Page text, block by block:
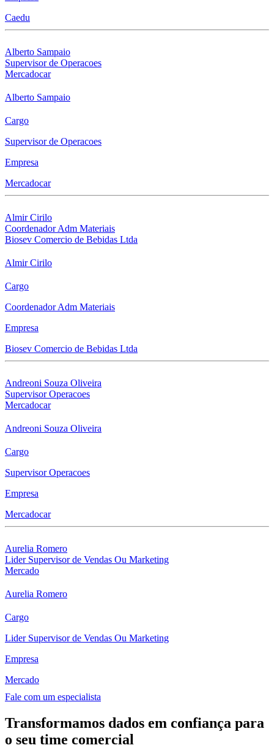
Caedu
Alberto Sampaio
Supervisor de Operacoes
Mercadocar
Alberto Sampaio
Cargo
Supervisor de Operacoes
Empresa
Mercadocar
Almir Cirilo
Coordenador Adm Materiais
Biosev Comercio de Bebidas Ltda
Almir Cirilo
Cargo
Coordenador Adm Materiais
Empresa
Biosev Comercio de Bebidas Ltda
Andreoni Souza Oliveira
Supervisor Operacoes
Mercadocar
Andreoni Souza Oliveira
Cargo
Supervisor Operacoes
Empresa
Mercadocar
Aurelia Romero
Lider Supervisor de Vendas Ou Marketing
Mercado
Aurelia Romero
Cargo
Lider Supervisor de Vendas Ou Marketing
Empresa
Mercado
Fale com um especialista
Transformamos dados em confiança para
o seu time comercial